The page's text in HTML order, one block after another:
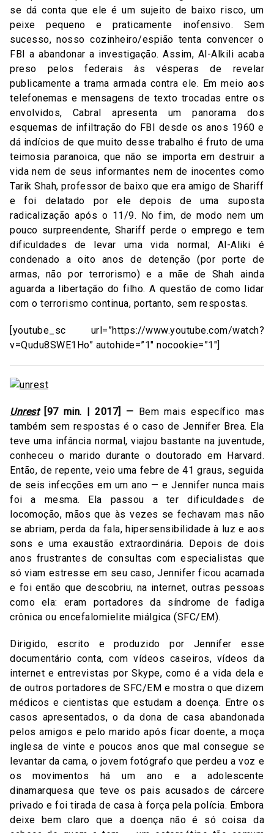
se dá conta que ele é um sujeito de baixo risco, um
peixe pequeno e praticamente inofensivo. Sem
sucesso, nosso cozinheiro/espião tenta convencer o
FBI a abandonar a investigação. Assim, Al-Alkili acaba
preso pelos federais às vésperas de revelar
publicamente a trama armada contra ele. Em meio aos
telefonemas e mensagens de texto trocadas entre os
envolvidos, Cabral apresenta um panorama dos
esquemas de infiltração do FBI desde os anos 1960 e
dá indícios de que muito desse trabalho é fruto de uma
teimosia paranoica, que não se importa em destruir a
vida nem de seus informantes nem de inocentes como
Tarik Shah, professor de baixo que era amigo de Shariff
e foi delatado por ele depois de uma suposta
radicalização após o 11/9. No fim, de modo nem um
pouco surpreendente, Shariff perde o emprego e tem
dificuldades de levar uma vida normal; Al-Aliki é
condenado a oito anos de detenção (por porte de
armas, não por terrorismo) e a mãe de Shah ainda
aguarda a libertação do filho. A questão de como lidar
com o terrorismo continua, portanto, sem respostas.
[youtube_sc url=”https://www.youtube.com/watch?
v=Qudu8SWE1Ho” autohide=”1″ nocookie=”1″]
Unrest[97 min. | 2017] — Bem mais específico mas
também sem respostas é o caso de Jennifer Brea. Ela
teve uma infância normal, viajou bastante na juventude,
conheceu o marido durante o doutorado em Harvard.
Então, de repente, veio uma febre de 41 graus, seguida
de seis infecções em um ano — e Jennifer nunca mais
foi a mesma. Ela passou a ter dificuldades de
locomoção, mãos que às vezes se fechavam mas não
se abriam, perda da fala, hipersensibilidade à luz e aos
sons e uma exaustão extraordinária. Depois de dois
anos frustrantes de consultas com especialistas que
só viam estresse em seu caso, Jennifer ficou acamada
e foi então que descobriu, na internet, outras pessoas
como ela: eram portadores da síndrome de fadiga
crônica ou encefalomielite miálgica (SFC/EM).
Dirigido, escrito e produzido por Jennifer esse
documentário conta, com vídeos caseiros, vídeos da
internet e entrevistas por Skype, como é a vida dela e
de outros portadores de SFC/EM e mostra o que dizem
médicos e cientistas que estudam a doença. Entre os
casos apresentados, o da dona de casa abandonada
pelos amigos e pelo marido após ficar doente, a moça
inglesa de vinte e poucos anos que mal consegue se
levantar da cama, o jovem fotógrafo que perdeu a voz e
os movimentos há um ano e a adolescente
dinamarquesa que teve os pais acusados de cárcere
privado e foi tirada de casa à força pela polícia. Embora
deixe bem claro que a doença não é só coisa da